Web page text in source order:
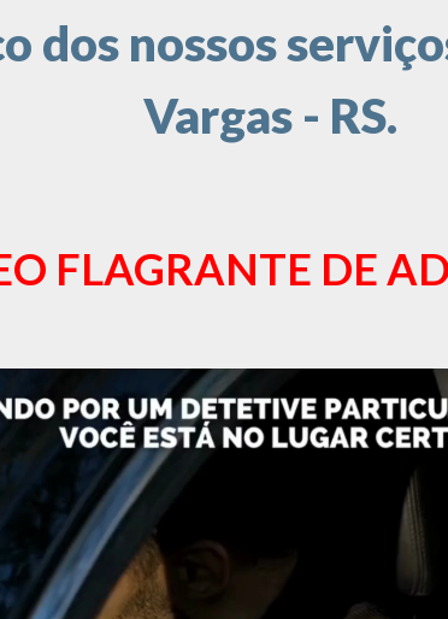
dos nossos
Vargas - RS.
FLAGRANTE DE